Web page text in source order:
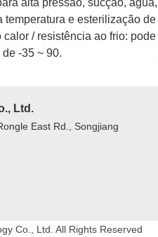
alta pressão, sucção, água,
e esterilização de
/ resistência ao frio: pode
-35 ~ 90.
Ltd.
East Rd., Songjiang
Co., Ltd. All Rights Reserved